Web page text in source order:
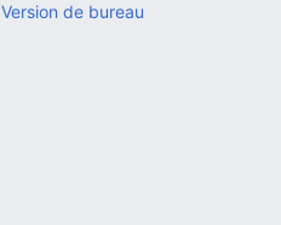
Version de bureau